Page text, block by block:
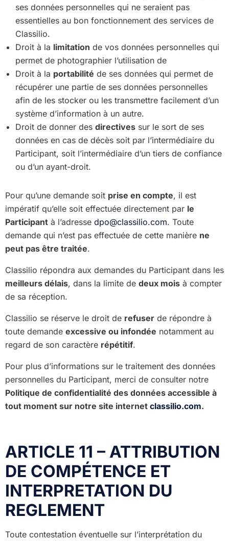
ses données personnelles qui ne seraient pas
essentielles au bon fonctionnement des services de
Classilio.
Droit à la limitation de vos données personnelles qui
permet de photographier l’utilisation de
Droit à la portabilité de ses données qui permet de
récupérer une partie de ses données personnelles
afin de les stocker ou les transmettre facilement d’un
système d’information à un autre.
Droit de donner des directives sur le sort de ses
données en cas de décès soit par l’intermédiaire du
Participant, soit l’intermédiaire d’un tiers de confiance
ou d’un ayant-droit.
Pour qu’une demande soit prise en compte, il est
impératif qu’elle soit effectuée directement par le
Participant à l’adresse dpo@classilio.com. Toute
demande qui n’est pas effectuée de cette manière ne
peut pas être traitée.
Classilio répondra aux demandes du Participant dans les
meilleurs délais, dans la limite de deux mois à compter
de sa réception.
Classilio se réserve le droit de refuser de répondre à
toute demande excessive ou infondée notamment au
regard de son caractère répétitif.
Pour plus d’informations sur le traitement des données
personnelles du Participant, merci de consulter notre
Politique de confidentialité des données accessible à
tout moment sur notre site internet classilio.com.
ARTICLE 11 – ATTRIBUTION
DE COMPÉTENCE ET
INTERPRETATION DU
REGLEMENT
Toute contestation éventuelle sur l’interprétation du